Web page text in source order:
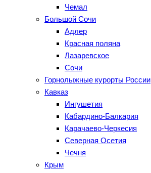
Чемал
Большой Сочи
Адлер
Красная поляна
Лазаревское
Сочи
Горнолыжные курорты России
Кавказ
Ингушетия
Кабардино-Балкария
Карачаево-Черкесия
Северная Осетия
Чечня
Крым